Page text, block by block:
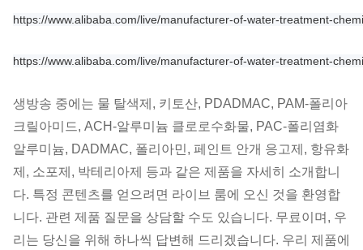
https://www.alibaba.com/live/manufacturer-of-water-treatment-
https://www.alibaba.com/live/manufacturer-of-water-treatment-
생방송 중에는 물 탈색제, 키토산, PDADMAC, PAM-폴리아
크릴아미드, ACH-알루미늄 클로로수화물, PAC-폴리염화
알루미늄, DADMAC, 폴리아민, 페인트 안개 응고제, 항유화
제, 소포제, 박테리아제 등과 같은 제품을 자세히 소개합니
다. 특정 콘텐츠를 얻으려면 라이브 룸에 오신 것을 환영합
니다. 관련 제품 질문을 상담할 수도 있습니다. 무료이며, 우
리는 당신을 위해 하나씩 답변해 드리겠습니다. 우리 제품에